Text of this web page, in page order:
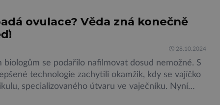
[…]
ovulace? Věda zná konečně
28.10.2024
biologům se podařilo nafilmovat dosud nemožné. S
technologie zachytili okamžik, kdy se vajíčko
specializovaného útvaru ve vaječníku. Nyní